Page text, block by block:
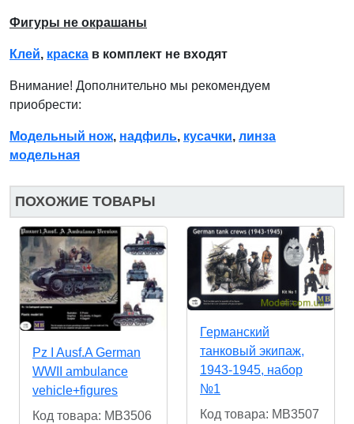
Фигуры не окрашаны
Клей, краска в комплект не входят
Внимание! Дополнительно мы рекомендуем
приобрести:
Модельный нож, надфиль, кусачки, линза
модельная
ПОХОЖИЕ ТОВАРЫ
Pz I Ausf.A German
WWII ambulance
vehicle+figures
Код товара: MB3506
Германский
танковый экипаж,
1943-1945, набор
№1
Код товара: MB3507